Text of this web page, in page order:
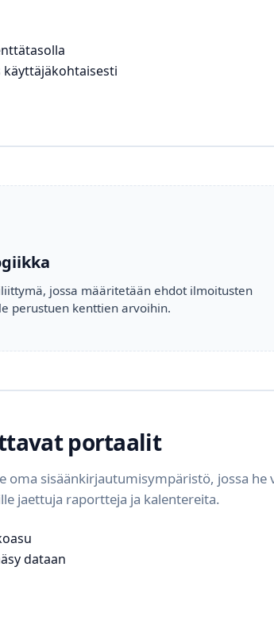
käyttäjäkohtaisesti
jossa määritetään ehdot ilmoitusten
perustuen kenttien arvoihin.
portaalit
oma sisäänkirjautumisympäristö, jossa he
jaettuja raportteja ja kalentereita.
dataan